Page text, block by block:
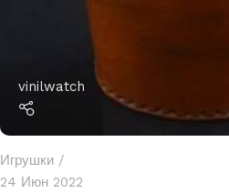
vinilwatch
Игрушки
24 Июн 2022